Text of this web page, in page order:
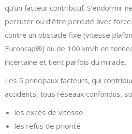
qu’un facteur contributif. S’endormir
percuter ou d’être percuté avec
contre un obstacle fixe (vitesse
Euroncap®) ou de 100 km/h en
incertaine et tient parfois du miracle.
Les 5 principaux facteurs, qui
accidents, tous réseaux confondus,
les excès de vitesse
les refus de priorité